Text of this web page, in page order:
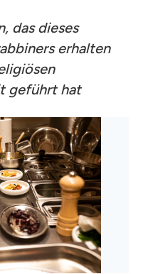
das dieses
erhalten
geführt hat